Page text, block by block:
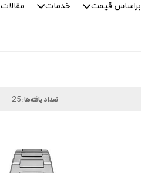
براساس قیمت خدمات مقالات
تعداد یافته‌ها:25